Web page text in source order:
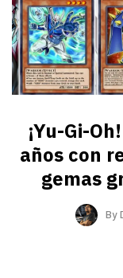
¡Yu-Gi-
años con
gemas
By